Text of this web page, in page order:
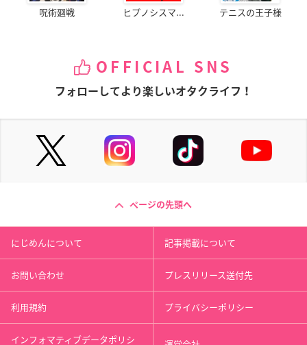
呪術廻戦 ヒプノシスマ... テニスの王子様
OFFICIAL SNS
フォローしてより楽しいオタクライフ！
ページの先頭へ
にじめんについて 記事掲載について
お問い合わせ プレスリリース送付先
利用規約 プライバシーポリシー
インフォマティブデータポリシ